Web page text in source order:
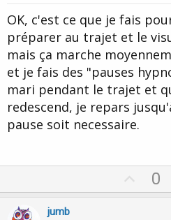
OK, c'est ce que je fais
préparer au trajet et le
mais ça marche
et je fais des "pauses
mari pendant le trajet et
redescend, je repars
pause soit necessaire.
p
0
jumb